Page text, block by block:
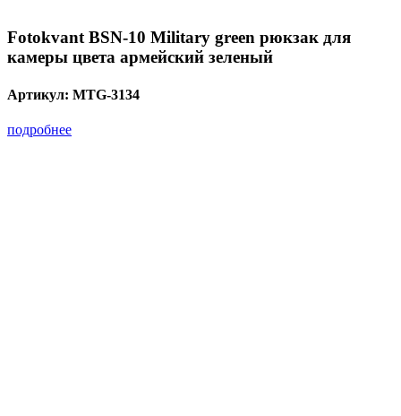
Fotokvant BSN-10 Military green рюкзак для
камеры цвета армейский зеленый
Артикул: MTG-3134
подробнее